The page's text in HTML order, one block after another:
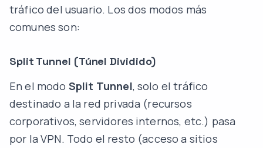
tráfico del usuario. Los dos modos más
comunes son:
Split Tunnel (Túnel Dividido)
En el modo Split Tunnel, solo el tráfico
destinado a la red privada (recursos
corporativos, servidores internos, etc.) pasa
por la VPN. Todo el resto (acceso a sitios